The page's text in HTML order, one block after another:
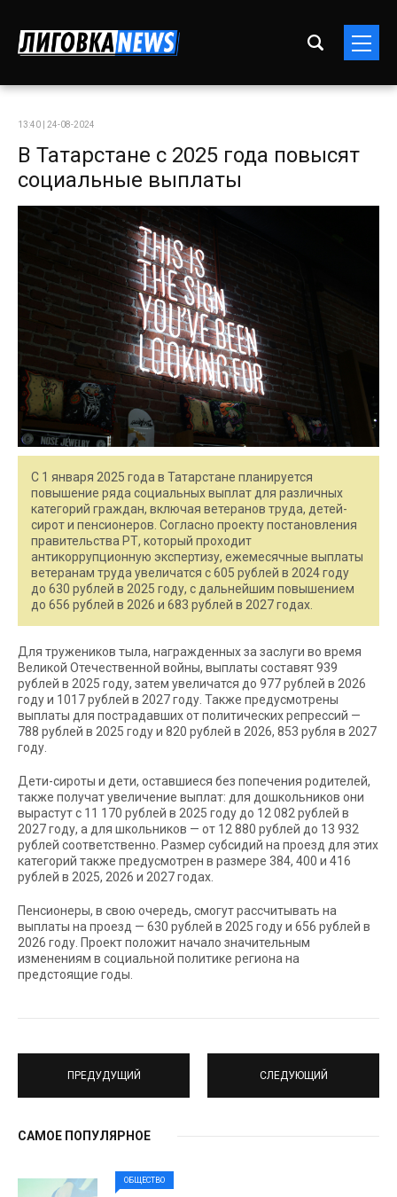
13:40 | 24-08-2024
В Татарстане с 2025 года повысят
социальные выплаты
С 1 января 2025 года в Татарстане планируется
повышение ряда социальных выплат для различных
категорий граждан, включая ветеранов труда, детей-
сирот и пенсионеров. Согласно проекту постановления
правительства РТ, который проходит
антикоррупционную экспертизу, ежемесячные выплаты
ветеранам труда увеличатся с 605 рублей в 2024 году
до 630 рублей в 2025 году, с дальнейшим повышением
до 656 рублей в 2026 и 683 рублей в 2027 годах.
Для тружеников тыла, награжденных за заслуги во время
Великой Отечественной войны, выплаты составят 939
рублей в 2025 году, затем увеличатся до 977 рублей в 2026
году и 1017 рублей в 2027 году. Также предусмотрены
выплаты для пострадавших от политических репрессий —
788 рублей в 2025 году и 820 рублей в 2026, 853 рубля в 2027
году.
Дети-сироты и дети, оставшиеся без попечения родителей,
также получат увеличение выплат: для дошкольников они
вырастут с 11 170 рублей в 2025 году до 12 082 рублей в
2027 году, а для школьников — от 12 880 рублей до 13 932
рублей соответственно. Размер субсидий на проезд для этих
категорий также предусмотрен в размере 384, 400 и 416
рублей в 2025, 2026 и 2027 годах.
Пенсионеры, в свою очередь, смогут рассчитывать на
выплаты на проезд — 630 рублей в 2025 году и 656 рублей в
2026 году. Проект положит начало значительным
изменениям в социальной политике региона на
предстоящие годы.
ПРЕДУДУЩИЙ СЛЕДУЮЩИЙ
САМОЕ ПОПУЛЯРНОЕ
ОБЩЕСТВО